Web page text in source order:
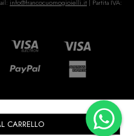
CARRELLO
info@francocuomogioielli.it | Partita IVA: